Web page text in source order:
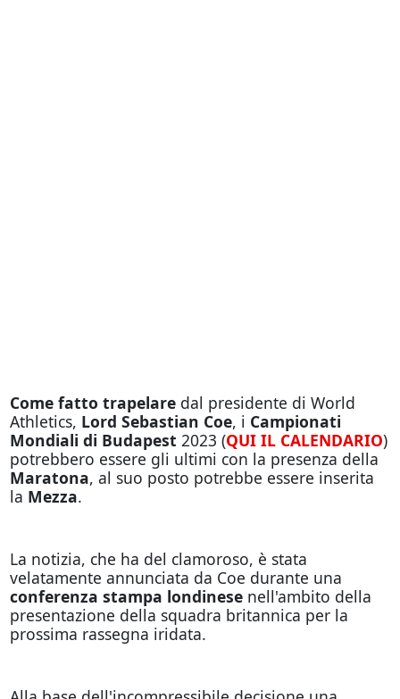
Come fatto trapelare dal presidente di World
Athletics, Lord Sebastian Coe, i Campionati
Mondiali di Budapest 2023 (QUI IL CALENDARIO)
potrebbero essere gli ultimi con la presenza della
Maratona, al suo posto potrebbe essere inserita
la Mezza.
La notizia, che ha del clamoroso, è stata
velatamente annunciata da Coe durante una
conferenza stampa londinese nell'ambito della
presentazione della squadra britannica per la
prossima rassegna iridata.